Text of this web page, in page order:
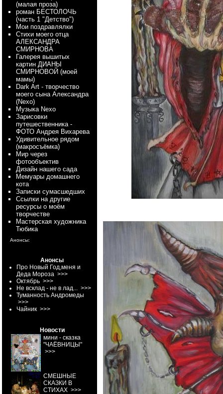
(малая проза)
роман БЕСТОЛОЧЬ
(часть 1 "Детство")
Мои поздравлялки
Стихи моего отца
АЛЕКСАНДРА
СМИРНОВА
Галерея вышитых
картин ДИАНЫ
СМИРНОВОЙ (моей
мамы)
Dark Art - творчество
моего сына Александра
(Nexo)
Myзыка Nexo
Зарисовки
путешественника -
ФОТО Андрея Вихарева
Удивительное рядом
(макросъёмка)
Мир через
фотообъектив
Дизайн нашего сада
Мемуары домашнего
кота
Записки сумасшедших
Ссылки на другие
ресурсы о моём
творчестве
Мастерская художника
Тюбика
Анонсы:
Анонсы
Про Новый Год,меня и
Деда Мороза >>>
Октябрь >>>
Не всклад - не в лад... >>>
Туманность Андромеды
>>>
Чайник >>>
Новости
мини - сказка
"ЧАЁВНИЦЫ"
>>>
СМЕШНЫЕ
СКАЗКИ В
СТИХАХ >>>